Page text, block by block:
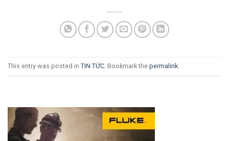
This entry was posted in TIN TỨC . Bookmark the permalink